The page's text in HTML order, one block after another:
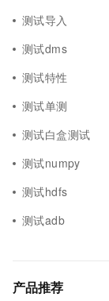
测试导入
测试dms
测试特性
测试单测
测试白盒测试
测试numpy
测试hdfs
测试adb
产品推荐